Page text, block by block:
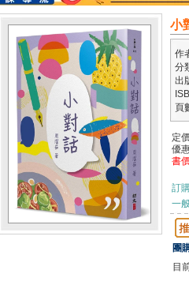
小
作
分
出
頁
定
優
書
訂
一
團
目